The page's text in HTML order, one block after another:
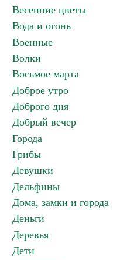
Весенние цветы
Вода и огонь
Военные
Волки
Восьмое марта
Доброе утро
Доброго дня
Добрый вечер
Города
Грибы
Девушки
Дельфины
Дома, замки и города
Деньги
Деревья
Дети